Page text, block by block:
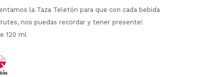
la Taza Teletón para que con cada bebida
nos puedas recordar y tener presente!
120 ml